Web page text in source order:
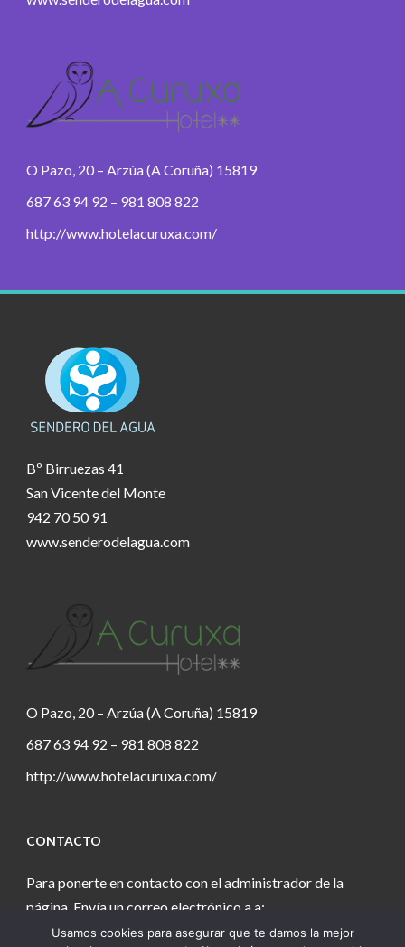
O Pazo, 20 – Arzúa (A Coruña) 15819
687 63 94 92 – 981 808 822
http://www.hotelacuruxa.com/
Bº Birruezas 41
San Vicente del Monte
942 70 50 91
www.senderodelagua.com
O Pazo, 20 – Arzúa (A Coruña) 15819
687 63 94 92 – 981 808 822
http://www.hotelacuruxa.com/
CONTACTO
Para ponerte en contacto con el administrador de la
página. Envía un correo electrónico a a:
estanochetecuento@gmail.com
Usamos cookies para asegurar que te damos la mejor